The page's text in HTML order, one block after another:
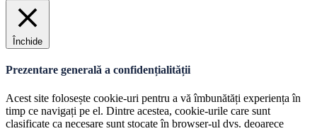
Închide
Prezentare generală a confidențialității
Acest site folosește cookie-uri pentru a vă îmbunătăți experiența în
timp ce navigați pe el. Dintre acestea, cookie-urile care sunt
clasificate ca necesare sunt stocate în browser-ul dvs. deoarece